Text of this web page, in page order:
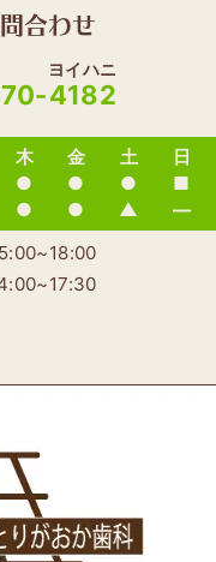
合わせ
4182
ヨイハニ
木 金 土
日
● ● ●
■
● ● ▲
―